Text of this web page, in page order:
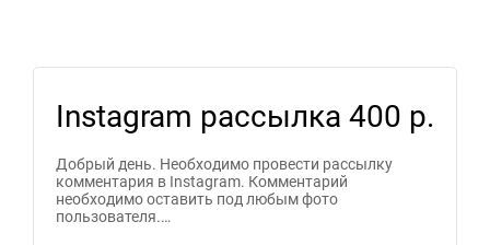
Instagram рассылка 400 р.
Добрый день. Необходимо провести рассылку
комментария в Instagram. Комментарий
необходимо оставить под любым фото
пользователя.…